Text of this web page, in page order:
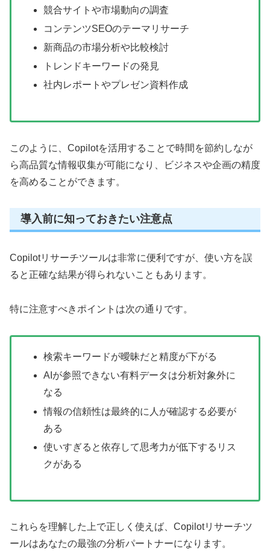
競合サイトや市場動向の調査
コンテンツSEOのテーマリサーチ
新商品の市場分析や比較検討
トレンドキーワードの発見
社内レポートやプレゼン資料作成
このように、Copilotを活用することで時間を節約しなが
ら高品質な情報収集が可能になり、ビジネスや企画の精度
を高めることができます。
導入前に知っておきたい注意点
Copilotリサーチツールは非常に便利ですが、使い方を誤
ると正確な結果が得られないこともあります。
特に注意すべきポイントは次の通りです。
検索キーワードが曖昧だと精度が下がる
AIが参照できない有料データは分析対象外に
なる
情報の信頼性は最終的に人が確認する必要が
ある
使いすぎると依存して思考力が低下するリス
クがある
これらを理解した上で正しく使えば、Copilotリサーチツ
ールはあなたの最強の分析パートナーになります。